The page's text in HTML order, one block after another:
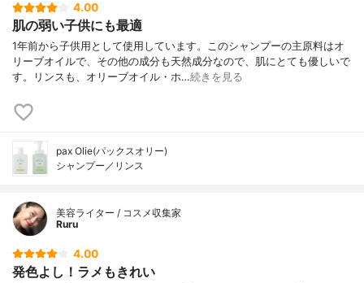
4.00
肌の弱い子供にも最適
1年前から子供用として使用しています。このシャンプーの主原料はオ
リーブオイルで、その他の成分も天然成分なので、肌にとても優しいで
す。リンスも、オリーブオイル・ホ…続きを見る
pax Olie(パックスオリー)
シャンプー／リンス
美容ライター / コスメ収集家
Ruru
4.00
発色よし！ラメもきれい